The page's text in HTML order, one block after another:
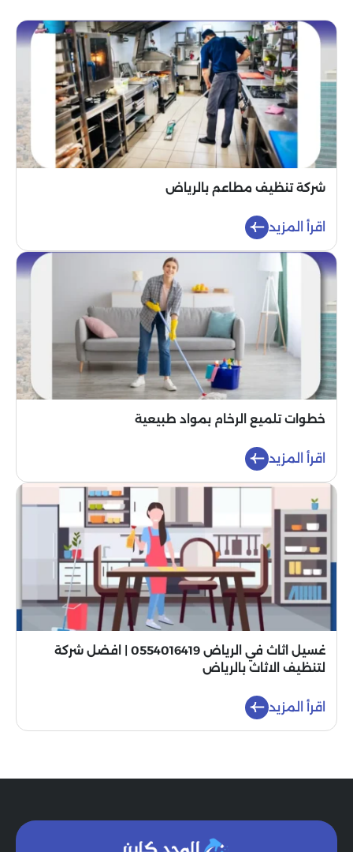
شركة تنظيف مطاعم بالرياض
اقرأ المزيد
خطوات تلميع الرخام بمواد طبيعية
اقرأ المزيد
غسيل اثاث في الرياض 0554016419 | افضل شركة
لتنظيف الاثاث بالرياض
اقرأ المزيد